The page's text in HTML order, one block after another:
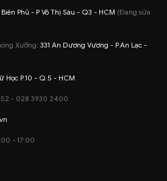
Phủ - P Võ Thị Sáu - Q3 - HCM (Đang sửa
Xưởng: 331 An Dương Vương - P.An Lạc -
Học P.10 - Q.5 - HCM
- 028 3930 2400
- 17:00